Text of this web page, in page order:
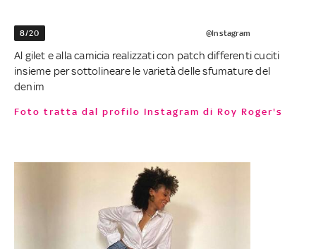
8/20 @Instagram
Al gilet e alla camicia realizzati con patch differenti cuciti
insieme per sottolineare le varietà delle sfumature del
denim
Foto tratta dal profilo Instagram di Roy Roger's